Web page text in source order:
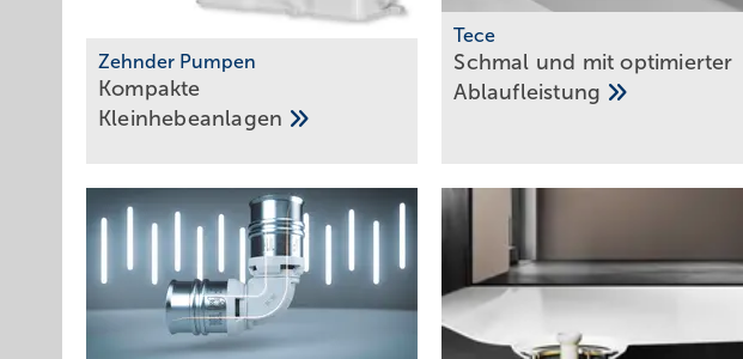
Zehnder Pumpen
Kompakte
­Kleinhebeanlagen
Tece
Schmal und mit optimierter
­Ablaufleistung